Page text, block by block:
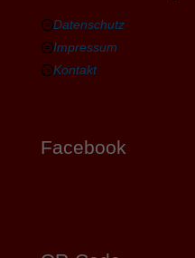
Datenschutz
Impressum
Kontakt
Facebook